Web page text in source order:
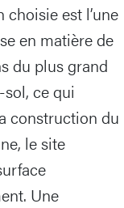
est l’une
en matière de
du plus grand
ce qui
construction du
le site
Une